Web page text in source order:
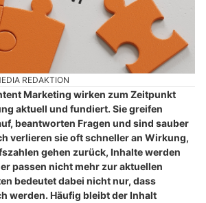
REDAKTION
Marketing wirken zum Zeitpunkt
aktuell und fundiert. Sie greifen
beantworten Fragen und sind sauber
verlieren sie oft schneller an Wirkung,
gehen zurück, Inhalte werden
passen nicht mehr zur aktuellen
bedeutet dabei nicht nur, dass
werden. Häufig bleibt der Inhalt